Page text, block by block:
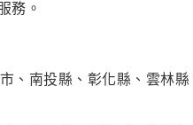
克林系列基金轉申購美盛
務。
、南投縣、彰化縣、雲林縣